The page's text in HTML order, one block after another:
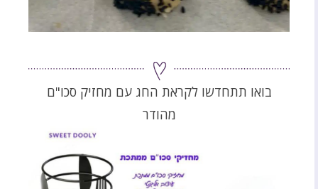
בואו תתחדשו לקראת החג עם מחזיק סכו"ם
מהודר